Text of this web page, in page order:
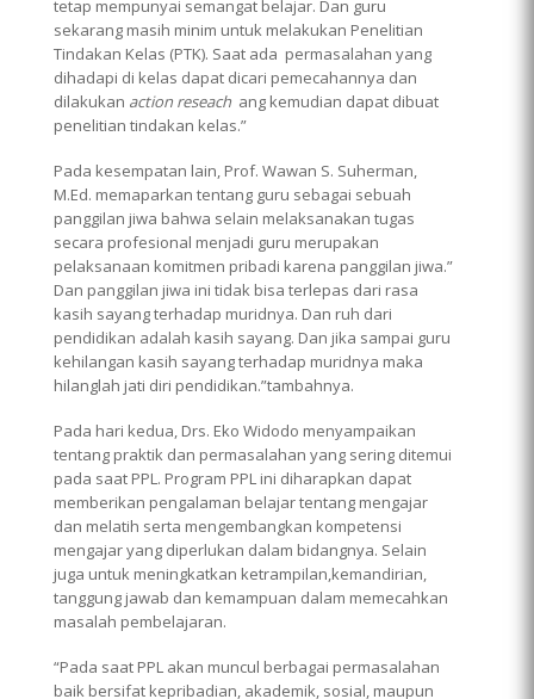
tetap mempunyai semangat belajar. Dan guru
sekarang masih minim untuk melakukan Penelitian
Tindakan Kelas (PTK). Saat ada permasalahan yang
dihadapi di kelas dapat dicari pemecahannya dan
dilakukan action reseach ang kemudian dapat dibuat
penelitian tindakan kelas.”
Pada kesempatan lain, Prof. Wawan S. Suherman,
M.Ed. memaparkan tentang guru sebagai sebuah
panggilan jiwa bahwa selain melaksanakan tugas
secara profesional menjadi guru merupakan
pelaksanaan komitmen pribadi karena panggilan jiwa.”
Dan panggilan jiwa ini tidak bisa terlepas dari rasa
kasih sayang terhadap muridnya. Dan ruh dari
pendidikan adalah kasih sayang. Dan jika sampai guru
kehilangan kasih sayang terhadap muridnya maka
hilanglah jati diri pendidikan.”tambahnya.
Pada hari kedua, Drs. Eko Widodo menyampaikan
tentang praktik dan permasalahan yang sering ditemui
pada saat PPL. Program PPL ini diharapkan dapat
memberikan pengalaman belajar tentang mengajar
dan melatih serta mengembangkan kompetensi
mengajar yang diperlukan dalam bidangnya. Selain
juga untuk meningkatkan ketrampilan,kemandirian,
tanggung jawab dan kemampuan dalam memecahkan
masalah pembelajaran.
“Pada saat PPL akan muncul berbagai permasalahan
baik bersifat kepribadian, akademik, sosial, maupun